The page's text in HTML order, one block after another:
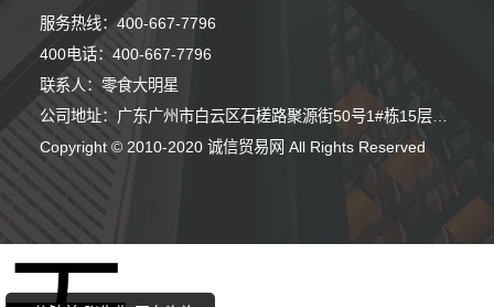
服务热线：400-667-7796
400电话：400-667-7796
联系人：零食大明星
公司地址：广东广州市白云区石槎路聚源街50号1#栋15层1508室
Copyright © 2010-2020 诚信贸易网 All Rights Reserved
10分钟前 王先生 正在咨询